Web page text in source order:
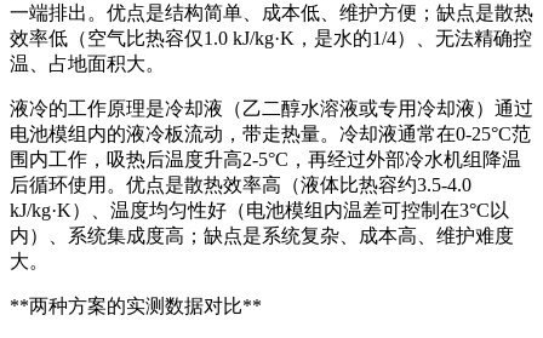
一端排出。优点是结构简单、成本低、维护方便；缺点是散热
效率低（空气比热容仅1.0 kJ/kg·K，是水的1/4）、无法精确控
温、占地面积大。
液冷的工作原理是冷却液（乙二醇水溶液或专用冷却液）通过
电池模组内的液冷板流动，带走热量。冷却液通常在0-25°C范
围内工作，吸热后温度升高2-5°C，再经过外部冷水机组降温
后循环使用。优点是散热效率高（液体比热容约3.5-4.0
kJ/kg·K）、温度均匀性好（电池模组内温差可控制在3°C以
内）、系统集成度高；缺点是系统复杂、成本高、维护难度
大。
**两种方案的实测数据对比**